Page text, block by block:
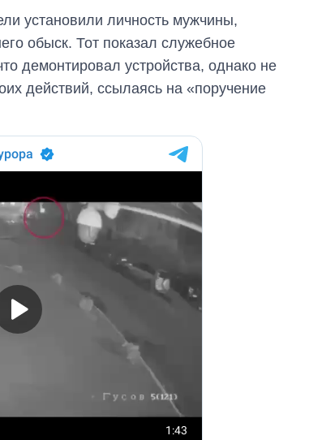
установили личность мужчины,
обыск. Тот показал служебное
демонтировал устройства, однако не
действий, ссылаясь на «поручение